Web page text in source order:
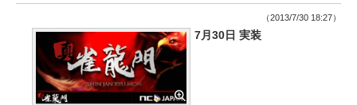
（2013/7/30 18:27）
7月30日 実装